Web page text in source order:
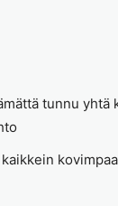
tunnu yhtä